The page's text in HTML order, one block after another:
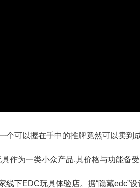
个可以握在手中的推牌竟然可以卖到
作为一类小众产品,其价格与功能备受
线下EDC玩具体验店。据“隐藏edc”